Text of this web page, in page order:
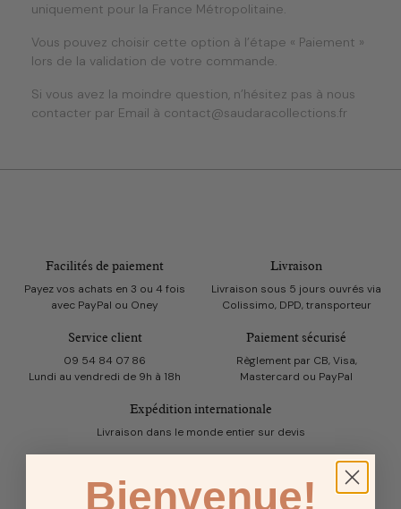
uniquement pour la France Métropolitaine.
Vous pouvez choisir cette option à l’étape « Paiement »
lors de la validation de votre commande.
Si vous avez la moindre question, n’hésitez pas à nous
contacter par Email à contact@saudaracollections.fr
Facilités de paiement
Payez vos achats en 3 ou 4 fois
avec PayPal ou Oney
Livraison
Livraison sous 5 jours ouvrés via
Colissimo, DPD, transporteur
Service client
09 54 84 07 86
Lundi au vendredi de 9h à 18h
Paiement sécurisé
Règlement par CB, Visa,
Mastercard ou PayPal
Expédition internationale
Livraison dans le monde entier sur devis
Bienvenue!